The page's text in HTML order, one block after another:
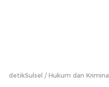
detikSulsel Hukum dan Kriminal